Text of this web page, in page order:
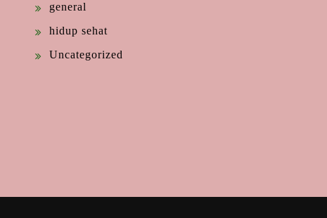
general
hidup sehat
Uncategorized